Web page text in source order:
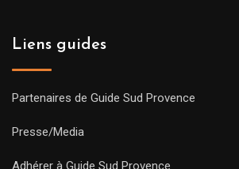
Liens guides
Partenaires de Guide Sud Provence
Presse/Media
Adhérer à Guide Sud Provence